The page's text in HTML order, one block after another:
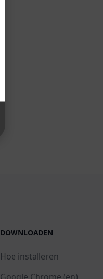
DOWNLOADEN
Hoe installeren